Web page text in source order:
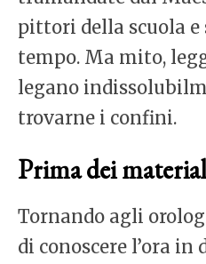
pittori della scuola e
tempo. Ma mito,
legano
trovarne i confini.
Prima dei
Tornando agli
di conoscere l’ora